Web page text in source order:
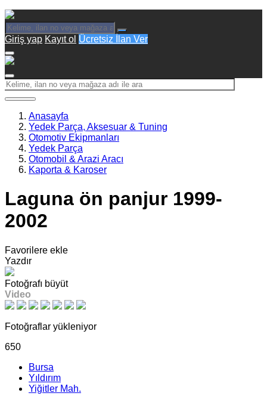
Giriş yap Kayıt ol Ücretsiz İlan Ver
Anasayfa
Yedek Parça, Aksesuar & Tuning
Otomotiv Ekipmanları
Yedek Parça
Otomobil & Arazi Aracı
Kaporta & Karoser
Laguna ön panjur 1999-
2002
Favorilere ekle
Yazdır
Fotoğrafı büyüt
Video
Fotoğraflar yükleniyor
650
Bursa
Yıldırım
Yiğitler Mah.